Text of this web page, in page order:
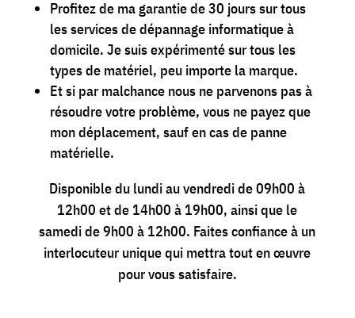
Profitez de ma garantie de 30 jours sur tous
les services de dépannage informatique à
domicile. Je suis expérimenté sur tous les
types de matériel, peu importe la marque.
Et si par malchance nous ne parvenons pas à
résoudre votre problème, vous ne payez que
mon déplacement, sauf en cas de panne
matérielle.
Disponible du lundi au vendredi de 09h00 à
12h00 et de 14h00 à 19h00, ainsi que le
samedi de 9h00 à 12h00. Faites confiance à un
interlocuteur unique qui mettra tout en œuvre
pour vous satisfaire.